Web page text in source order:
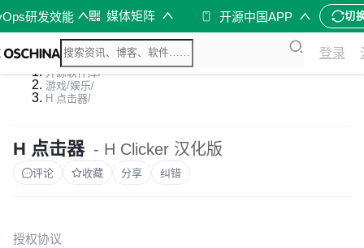
研发效能 媒体矩阵 开源中国APP 切
登录
开源软件库/
游戏/娱乐/
H 点击器/
H 点击器 - H Clicker 汉化版
评论 收藏 分享 纠错
授权协议